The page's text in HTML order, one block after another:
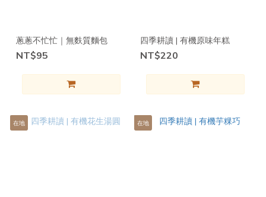
蔥蔥不忙忙｜無麩質麵包
NT$95
四季耕讀 | 有機原味年糕
NT$220
在地 在地